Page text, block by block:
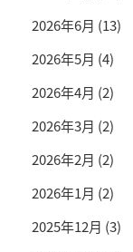
2026年6月 (13)
2026年5月 (4)
2026年4月 (2)
2026年3月 (2)
2026年2月 (2)
2026年1月 (2)
2025年12月 (3)